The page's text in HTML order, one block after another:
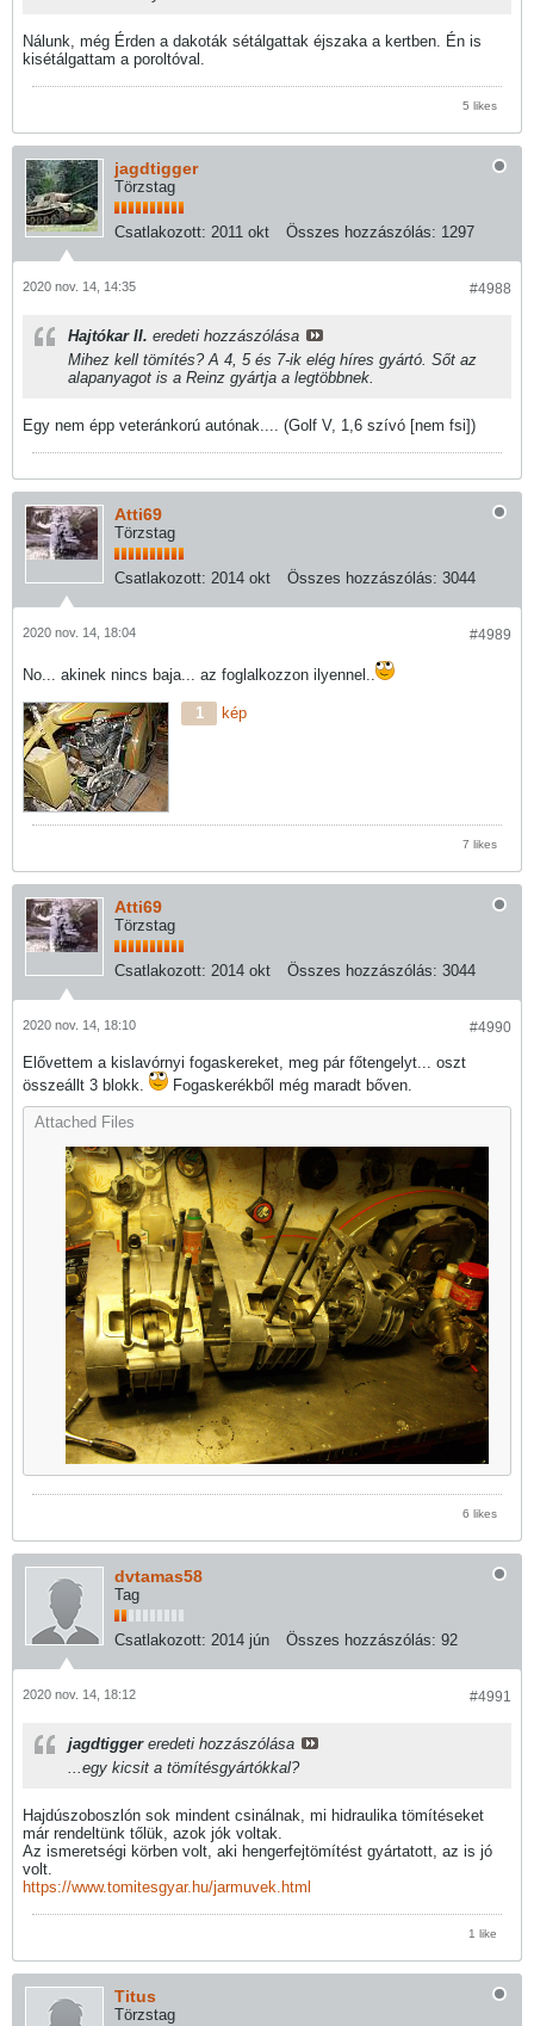
Nálunk, még Érden a dakoták sétálgattak éjszaka a kertben. Én is
kisétálgattam a poroltóval.
5 likes
jagdtigger
Törzstag
Csatlakozott: 2011 okt Összes hozzászólás: 1297
#4988
2020 nov. 14, 14:35
Hajtókar II. eredeti hozzászólása
Mihez kell tömítés? A 4, 5 és 7-ik elég híres gyártó. Sőt az
alapanyagot is a Reinz gyártja a legtöbbnek.
Egy nem épp veteránkorú autónak.... (Golf V, 1,6 szívó [nem fsi])
Atti69
Törzstag
Csatlakozott: 2014 okt Összes hozzászólás: 3044
#4989
2020 nov. 14, 18:04
No... akinek nincs baja... az foglalkozzon ilyennel..
1 kép
7 likes
Atti69
Törzstag
Csatlakozott: 2014 okt Összes hozzászólás: 3044
#4990
2020 nov. 14, 18:10
Elővettem a kislavórnyi fogaskereket, meg pár főtengelyt... oszt
összeállt 3 blokk.
Fogaskerékből még maradt bőven.
Attached Files
6 likes
dvtamas58
Tag
Csatlakozott: 2014 jún Összes hozzászólás: 92
#4991
2020 nov. 14, 18:12
jagdtigger eredeti hozzászólása
...egy kicsit a tömítésgyártókkal?
Hajdúszoboszlón sok mindent csinálnak, mi hidraulika tömítéseket
már rendeltünk tőlük, azok jók voltak.
Az ismeretségi körben volt, aki hengerfejtömítést gyártatott, az is jó
volt.
https://www.tomitesgyar.hu/jarmuvek.html
1 like
Titus
Törzstag